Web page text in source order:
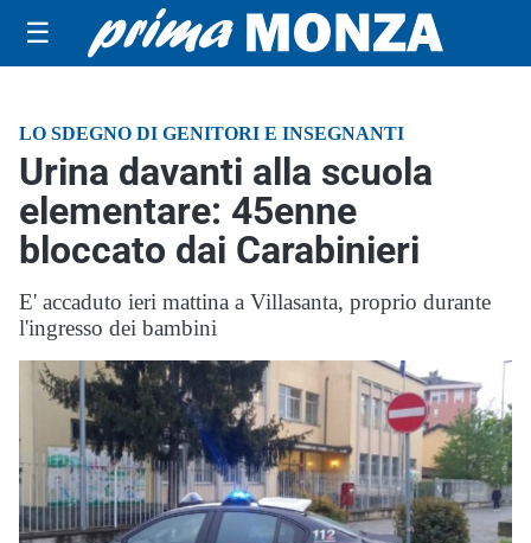
☰
LO SDEGNO DI GENITORI E INSEGNANTI
Urina davanti alla scuola
elementare: 45enne
bloccato dai Carabinieri
E' accaduto ieri mattina a Villasanta, proprio durante
l'ingresso dei bambini